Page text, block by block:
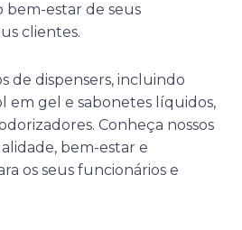
bem-estar de seus
clientes.
de dispensers, incluindo
em gel e sabonetes líquidos,
Conheça nossos
bem-estar e
os seus funcionários e